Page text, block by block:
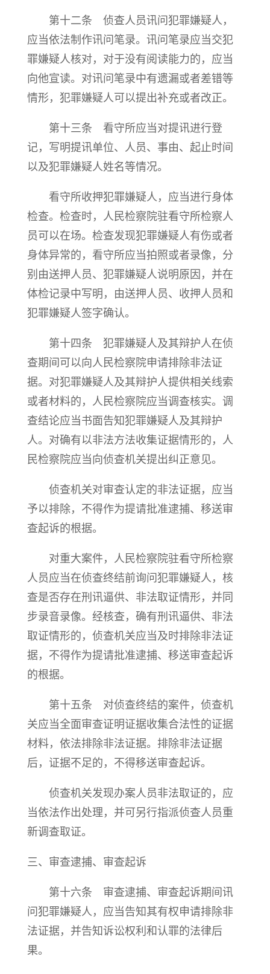
第十二条 侦查人员讯问犯罪嫌疑人，
应当依法制作讯问笔录。讯问笔录应当交犯
罪嫌疑人核对，对于没有阅读能力的，应当
向他宣读。对讯问笔录中有遗漏或者差错等
情形，犯罪嫌疑人可以提出补充或者改正。
第十三条 看守所应当对提讯进行登
记，写明提讯单位、人员、事由、起止时间
以及犯罪嫌疑人姓名等情况。
看守所收押犯罪嫌疑人，应当进行身体
检查。检查时，人民检察院驻看守所检察人
员可以在场。检查发现犯罪嫌疑人有伤或者
身体异常的，看守所应当拍照或者录像，分
别由送押人员、犯罪嫌疑人说明原因，并在
体检记录中写明，由送押人员、收押人员和
犯罪嫌疑人签字确认。
第十四条 犯罪嫌疑人及其辩护人在侦
查期间可以向人民检察院申请排除非法证
据。对犯罪嫌疑人及其辩护人提供相关线索
或者材料的，人民检察院应当调查核实。调
查结论应当书面告知犯罪嫌疑人及其辩护
人。对确有以非法方法收集证据情形的，人
民检察院应当向侦查机关提出纠正意见。
侦查机关对审查认定的非法证据，应当
予以排除，不得作为提请批准逮捕、移送审
查起诉的根据。
对重大案件，人民检察院驻看守所检察
人员应当在侦查终结前询问犯罪嫌疑人，核
查是否存在刑讯逼供、非法取证情形，并同
步录音录像。经核查，确有刑讯逼供、非法
取证情形的，侦查机关应当及时排除非法证
据，不得作为提请批准逮捕、移送审查起诉
的根据。
第十五条 对侦查终结的案件，侦查机
关应当全面审查证明证据收集合法性的证据
材料，依法排除非法证据。排除非法证据
后，证据不足的，不得移送审查起诉。
侦查机关发现办案人员非法取证的，应
当依法作出处理，并可另行指派侦查人员重
新调查取证。
三、审查逮捕、审查起诉
第十六条 审查逮捕、审查起诉期间讯
问犯罪嫌疑人，应当告知其有权申请排除非
法证据，并告知诉讼权利和认罪的法律后
果。